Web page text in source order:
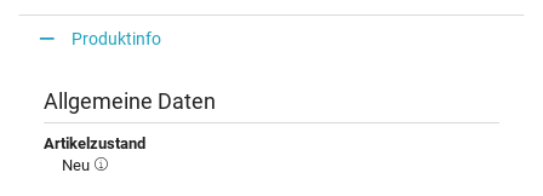
Produktinfo
Allgemeine Daten
Artikelzustand
Neu